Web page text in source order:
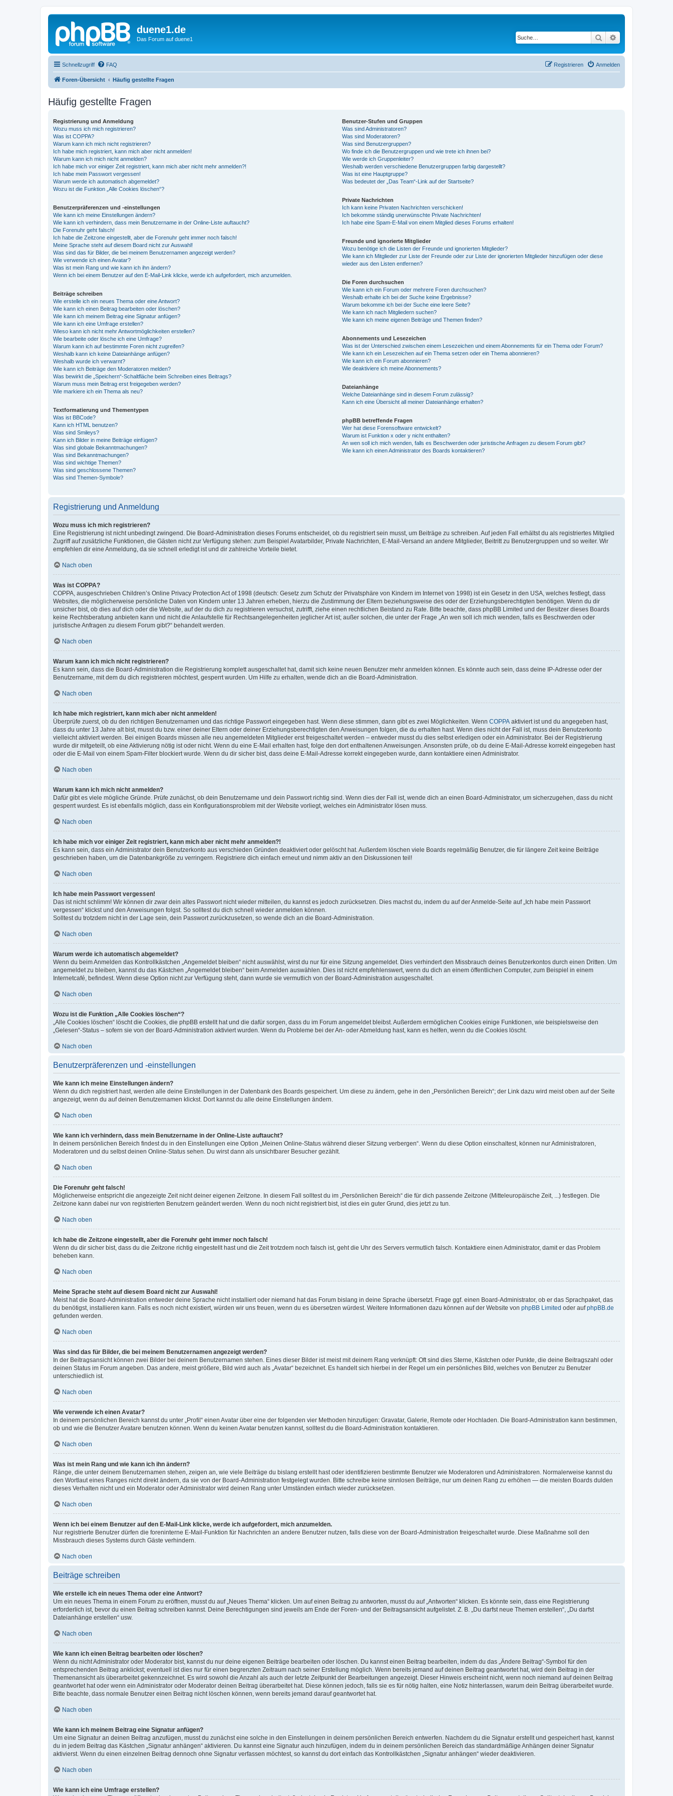
duene1.de
Das Forum auf duene1 Suche
Schnellzugriff FAQ Anmelden
Registrieren
Foren-Übersicht Häufig gestellte Fragen
Häufig gestellte Fragen
Registrierung und Anmeldung
Wozu muss ich mich registrieren?
Was ist COPPA?
Warum kann ich mich nicht registrieren?
Ich habe mich registriert, kann mich aber nicht anmelden!
Warum kann ich mich nicht anmelden?
Ich habe mich vor einiger Zeit registriert, kann mich aber nicht mehr anmelden?!
Ich habe mein Passwort vergessen!
Warum werde ich automatisch abgemeldet?
Wozu ist die Funktion „Alle Cookies löschen“?
Benutzerpräferenzen und -einstellungen
Wie kann ich meine Einstellungen ändern?
Wie kann ich verhindern, dass mein Benutzername in der Online-Liste auftaucht?
Die Forenuhr geht falsch!
Ich habe die Zeitzone eingestellt, aber die Forenuhr geht immer noch falsch!
Meine Sprache steht auf diesem Board nicht zur Auswahl!
Was sind das für Bilder, die bei meinem Benutzernamen angezeigt werden?
Wie verwende ich einen Avatar?
Was ist mein Rang und wie kann ich ihn ändern?
Wenn ich bei einem Benutzer auf den E-Mail-Link klicke, werde ich aufgefordert, mich anzumelden.
Beiträge schreiben
Wie erstelle ich ein neues Thema oder eine Antwort?
Wie kann ich einen Beitrag bearbeiten oder löschen?
Wie kann ich meinem Beitrag eine Signatur anfügen?
Wie kann ich eine Umfrage erstellen?
Wieso kann ich nicht mehr Antwortmöglichkeiten erstellen?
Wie bearbeite oder lösche ich eine Umfrage?
Warum kann ich auf bestimmte Foren nicht zugreifen?
Weshalb kann ich keine Dateianhänge anfügen?
Weshalb wurde ich verwarnt?
Wie kann ich Beiträge den Moderatoren melden?
Was bewirkt die „Speichern“-Schaltfläche beim Schreiben eines Beitrags?
Warum muss mein Beitrag erst freigegeben werden?
Wie markiere ich ein Thema als neu?
Textformatierung und Thementypen
Was ist BBCode?
Kann ich HTML benutzen?
Was sind Smileys?
Kann ich Bilder in meine Beiträge einfügen?
Was sind globale Bekanntmachungen?
Was sind Bekanntmachungen?
Was sind wichtige Themen?
Was sind geschlossene Themen?
Was sind Themen-Symbole?
Benutzer-Stufen und Gruppen
Was sind Administratoren?
Was sind Moderatoren?
Was sind Benutzergruppen?
Wo finde ich die Benutzergruppen und wie trete ich ihnen bei?
Wie werde ich Gruppenleiter?
Weshalb werden verschiedene Benutzergruppen farbig dargestellt?
Was ist eine Hauptgruppe?
Was bedeutet der „Das Team“-Link auf der Startseite?
Private Nachrichten
Ich kann keine Privaten Nachrichten verschicken!
Ich bekomme ständig unerwünschte Private Nachrichten!
Ich habe eine Spam-E-Mail von einem Mitglied dieses Forums erhalten!
Freunde und ignorierte Mitglieder
Wozu benötige ich die Listen der Freunde und ignorierten Mitglieder?
Wie kann ich Mitglieder zur Liste der Freunde oder zur Liste der ignorierten Mitglieder hinzufügen oder diese
wieder aus den Listen entfernen?
Die Foren durchsuchen
Wie kann ich ein Forum oder mehrere Foren durchsuchen?
Weshalb erhalte ich bei der Suche keine Ergebnisse?
Warum bekomme ich bei der Suche eine leere Seite?
Wie kann ich nach Mitgliedern suchen?
Wie kann ich meine eigenen Beiträge und Themen finden?
Abonnements und Lesezeichen
Was ist der Unterschied zwischen einem Lesezeichen und einem Abonnements für ein Thema oder Forum?
Wie kann ich ein Lesezeichen auf ein Thema setzen oder ein Thema abonnieren?
Wie kann ich ein Forum abonnieren?
Wie deaktiviere ich meine Abonnements?
Dateianhänge
Welche Dateianhänge sind in diesem Forum zulässig?
Kann ich eine Übersicht all meiner Dateianhänge erhalten?
phpBB betreffende Fragen
Wer hat diese Forensoftware entwickelt?
Warum ist Funktion x oder y nicht enthalten?
An wen soll ich mich wenden, falls es Beschwerden oder juristische Anfragen zu diesem Forum gibt?
Wie kann ich einen Administrator des Boards kontaktieren?
Registrierung und Anmeldung
Wozu muss ich mich registrieren?
Eine Registrierung ist nicht unbedingt zwingend. Die Board-Administration dieses Forums entscheidet, ob du registriert sein musst, um Beiträge zu schreiben. Auf jeden Fall erhältst du als registriertes Mitglied
Zugriff auf zusätzliche Funktionen, die Gästen nicht zur Verfügung stehen: zum Beispiel Avatarbilder, Private Nachrichten, E-Mail-Versand an andere Mitglieder, Beitritt zu Benutzergruppen und so weiter. Wir
empfehlen dir eine Anmeldung, da sie schnell erledigt ist und dir zahlreiche Vorteile bietet.
Nach oben
Was ist COPPA?
COPPA, ausgeschrieben Children’s Online Privacy Protection Act of 1998 (deutsch: Gesetz zum Schutz der Privatsphäre von Kindern im Internet von 1998) ist ein Gesetz in den USA, welches festlegt, dass
Websites, die möglicherweise persönliche Daten von Kindern unter 13 Jahren erheben, hierzu die Zustimmung der Eltern beziehungsweise des oder der Erziehungsberechtigten benötigen. Wenn du dir
unsicher bist, ob dies auf dich oder die Website, auf der du dich zu registrieren versuchst, zutrifft, ziehe einen rechtlichen Beistand zu Rate. Bitte beachte, dass phpBB Limited und der Besitzer dieses Boards
keine Rechtsberatung anbieten kann und nicht die Anlaufstelle für Rechtsangelegenheiten jeglicher Art ist; außer solchen, die unter der Frage „An wen soll ich mich wenden, falls es Beschwerden oder
juristische Anfragen zu diesem Forum gibt?“ behandelt werden.
Nach oben
Warum kann ich mich nicht registrieren?
Es kann sein, dass die Board-Administration die Registrierung komplett ausgeschaltet hat, damit sich keine neuen Benutzer mehr anmelden können. Es könnte auch sein, dass deine IP-Adresse oder der
Benutzername, mit dem du dich registrieren möchtest, gesperrt wurden. Um Hilfe zu erhalten, wende dich an die Board-Administration.
Nach oben
Ich habe mich registriert, kann mich aber nicht anmelden!
Überprüfe zuerst, ob du den richtigen Benutzernamen und das richtige Passwort eingegeben hast. Wenn diese stimmen, dann gibt es zwei Möglichkeiten. Wenn COPPA aktiviert ist und du angegeben hast,
dass du unter 13 Jahre alt bist, musst du bzw. einer deiner Eltern oder deiner Erziehungsberechtigten den Anweisungen folgen, die du erhalten hast. Wenn dies nicht der Fall ist, muss dein Benutzerkonto
vielleicht aktiviert werden. Bei einigen Boards müssen alle neu angemeldeten Mitglieder erst freigeschaltet werden – entweder musst du dies selbst erledigen oder ein Administrator. Bei der Registrierung
wurde dir mitgeteilt, ob eine Aktivierung nötig ist oder nicht. Wenn du eine E-Mail erhalten hast, folge den dort enthaltenen Anweisungen. Ansonsten prüfe, ob du deine E-Mail-Adresse korrekt eingegeben hast
oder die E-Mail von einem Spam-Filter blockiert wurde. Wenn du dir sicher bist, dass deine E-Mail-Adresse korrekt eingegeben wurde, dann kontaktiere einen Administrator.
Nach oben
Warum kann ich mich nicht anmelden?
Dafür gibt es viele mögliche Gründe. Prüfe zunächst, ob dein Benutzername und dein Passwort richtig sind. Wenn dies der Fall ist, wende dich an einen Board-Administrator, um sicherzugehen, dass du nicht
gesperrt wurdest. Es ist ebenfalls möglich, dass ein Konfigurationsproblem mit der Website vorliegt, welches ein Administrator lösen muss.
Nach oben
Ich habe mich vor einiger Zeit registriert, kann mich aber nicht mehr anmelden?!
Es kann sein, dass ein Administrator dein Benutzerkonto aus verschieden Gründen deaktiviert oder gelöscht hat. Außerdem löschen viele Boards regelmäßig Benutzer, die für längere Zeit keine Beiträge
geschrieben haben, um die Datenbankgröße zu verringern. Registriere dich einfach erneut und nimm aktiv an den Diskussionen teil!
Nach oben
Ich habe mein Passwort vergessen!
Das ist nicht schlimm! Wir können dir zwar dein altes Passwort nicht wieder mitteilen, du kannst es jedoch zurücksetzen. Dies machst du, indem du auf der Anmelde-Seite auf „Ich habe mein Passwort
vergessen“ klickst und den Anweisungen folgst. So solltest du dich schnell wieder anmelden können.
Solltest du trotzdem nicht in der Lage sein, dein Passwort zurückzusetzen, so wende dich an die Board-Administration.
Nach oben
Warum werde ich automatisch abgemeldet?
Wenn du beim Anmelden das Kontrollkästchen „Angemeldet bleiben“ nicht auswählst, wirst du nur für eine Sitzung angemeldet. Dies verhindert den Missbrauch deines Benutzerkontos durch einen Dritten. Um
angemeldet zu bleiben, kannst du das Kästchen „Angemeldet bleiben“ beim Anmelden auswählen. Dies ist nicht empfehlenswert, wenn du dich an einem öffentlichen Computer, zum Beispiel in einem
Internetcafé, befindest. Wenn diese Option nicht zur Verfügung steht, dann wurde sie vermutlich von der Board-Administration ausgeschaltet.
Nach oben
Wozu ist die Funktion „Alle Cookies löschen“?
„Alle Cookies löschen“ löscht die Cookies, die phpBB erstellt hat und die dafür sorgen, dass du im Forum angemeldet bleibst. Außerdem ermöglichen Cookies einige Funktionen, wie beispielsweise den
„Gelesen“-Status – sofern sie von der Board-Administration aktiviert wurden. Wenn du Probleme bei der An- oder Abmeldung hast, kann es helfen, wenn du die Cookies löscht.
Nach oben
Benutzerpräferenzen und -einstellungen
Wie kann ich meine Einstellungen ändern?
Wenn du dich registriert hast, werden alle deine Einstellungen in der Datenbank des Boards gespeichert. Um diese zu ändern, gehe in den „Persönlichen Bereich“; der Link dazu wird meist oben auf der Seite
angezeigt, wenn du auf deinen Benutzernamen klickst. Dort kannst du alle deine Einstellungen ändern.
Nach oben
Wie kann ich verhindern, dass mein Benutzername in der Online-Liste auftaucht?
In deinem persönlichen Bereich findest du in den Einstellungen eine Option „Meinen Online-Status während dieser Sitzung verbergen“. Wenn du diese Option einschaltest, können nur Administratoren,
Moderatoren und du selbst deinen Online-Status sehen. Du wirst dann als unsichtbarer Besucher gezählt.
Nach oben
Die Forenuhr geht falsch!
Möglicherweise entspricht die angezeigte Zeit nicht deiner eigenen Zeitzone. In diesem Fall solltest du im „Persönlichen Bereich“ die für dich passende Zeitzone (Mitteleuropäische Zeit, ...) festlegen. Die
Zeitzone kann dabei nur von registrierten Benutzern geändert werden. Wenn du noch nicht registriert bist, ist dies ein guter Grund, dies jetzt zu tun.
Nach oben
Ich habe die Zeitzone eingestellt, aber die Forenuhr geht immer noch falsch!
Wenn du dir sicher bist, dass du die Zeitzone richtig eingestellt hast und die Zeit trotzdem noch falsch ist, geht die Uhr des Servers vermutlich falsch. Kontaktiere einen Administrator, damit er das Problem
beheben kann.
Nach oben
Meine Sprache steht auf diesem Board nicht zur Auswahl!
Meist hat die Board-Administration entweder deine Sprache nicht installiert oder niemand hat das Forum bislang in deine Sprache übersetzt. Frage ggf. einen Board-Administrator, ob er das Sprachpaket, das
du benötigst, installieren kann. Falls es noch nicht existiert, würden wir uns freuen, wenn du es übersetzen würdest. Weitere Informationen dazu können auf der Website von phpBB Limited oder aufphpBB.de
gefunden werden.
Nach oben
Was sind das für Bilder, die bei meinem Benutzernamen angezeigt werden?
In der Beitragsansicht können zwei Bilder bei deinem Benutzernamen stehen. Eines dieser Bilder ist meist mit deinem Rang verknüpft: Oft sind dies Sterne, Kästchen oder Punkte, die deine Beitragszahl oder
deinen Status im Forum angeben. Das andere, meist größere, Bild wird auch als „Avatar“ bezeichnet. Es handelt sich hierbei in der Regel um ein persönliches Bild, welches von Benutzer zu Benutzer
unterschiedlich ist.
Nach oben
Wie verwende ich einen Avatar?
In deinem persönlichen Bereich kannst du unter „Profil“ einen Avatar über eine der folgenden vier Methoden hinzufügen: Gravatar, Galerie, Remote oder Hochladen. Die Board-Administration kann bestimmen,
ob und wie die Benutzer Avatare benutzen können. Wenn du keinen Avatar benutzen kannst, solltest du die Board-Administration kontaktieren.
Nach oben
Was ist mein Rang und wie kann ich ihn ändern?
Ränge, die unter deinem Benutzernamen stehen, zeigen an, wie viele Beiträge du bislang erstellt hast oder identifizieren bestimmte Benutzer wie Moderatoren und Administratoren. Normalerweise kannst du
den Wortlaut eines Ranges nicht direkt ändern, da sie von der Board-Administration festgelegt wurden. Bitte schreibe keine sinnlosen Beiträge, nur um deinen Rang zu erhöhen — die meisten Boards dulden
dieses Verhalten nicht und ein Moderator oder Administrator wird deinen Rang unter Umständen einfach wieder zurücksetzen.
Nach oben
Wenn ich bei einem Benutzer auf den E-Mail-Link klicke, werde ich aufgefordert, mich anzumelden.
Nur registrierte Benutzer dürfen die foreninterne E-Mail-Funktion für Nachrichten an andere Benutzer nutzen, falls diese von der Board-Administration freigeschaltet wurde. Diese Maßnahme soll den
Missbrauch dieses Systems durch Gäste verhindern.
Nach oben
Beiträge schreiben
Wie erstelle ich ein neues Thema oder eine Antwort?
Um ein neues Thema in einem Forum zu eröffnen, musst du auf „Neues Thema“ klicken. Um auf einen Beitrag zu antworten, musst du auf „Antworten“ klicken. Es könnte sein, dass eine Registrierung
erforderlich ist, bevor du einen Beitrag schreiben kannst. Deine Berechtigungen sind jeweils am Ende der Foren- und der Beitragsansicht aufgelistet. Z. B. „Du darfst neue Themen erstellen“, „Du darfst
Dateianhänge erstellen“ usw.
Nach oben
Wie kann ich einen Beitrag bearbeiten oder löschen?
Wenn du nicht Administrator oder Moderator bist, kannst du nur deine eigenen Beiträge bearbeiten oder löschen. Du kannst einen Beitrag bearbeiten, indem du das „Ändere Beitrag“-Symbol für den
entsprechenden Beitrag anklickst; eventuell ist dies nur für einen begrenzten Zeitraum nach seiner Erstellung möglich. Wenn bereits jemand auf deinen Beitrag geantwortet hat, wird dein Beitrag in der
Themenansicht als überarbeitet gekennzeichnet. Es wird sowohl die Anzahl als auch der letzte Zeitpunkt der Bearbeitungen angezeigt. Dieser Hinweis erscheint nicht, wenn noch niemand auf deinen Beitrag
geantwortet hat oder wenn ein Administrator oder Moderator deinen Beitrag überarbeitet hat. Diese können jedoch, falls sie es für nötig halten, eine Notiz hinterlassen, warum dein Beitrag überarbeitet wurde.
Bitte beachte, dass normale Benutzer einen Beitrag nicht löschen können, wenn bereits jemand darauf geantwortet hat.
Nach oben
Wie kann ich meinem Beitrag eine Signatur anfügen?
Um eine Signatur an deinen Beitrag anzufügen, musst du zunächst eine solche in den Einstellungen in deinem persönlichen Bereich entwerfen. Nachdem du die Signatur erstellt und gespeichert hast, kannst
du in jedem Beitrag das Kästchen „Signatur anhängen“ aktivieren. Du kannst eine Signatur auch hinzufügen, indem du in deinem persönlichen Bereich das standardmäßige Anhängen deiner Signatur
aktivierst. Wenn du einen einzelnen Beitrag dennoch ohne Signatur verfassen möchtest, so kannst du dort einfach das Kontrollkästchen „Signatur anhängen“ wieder deaktivieren.
Nach oben
Wie kann ich eine Umfrage erstellen?